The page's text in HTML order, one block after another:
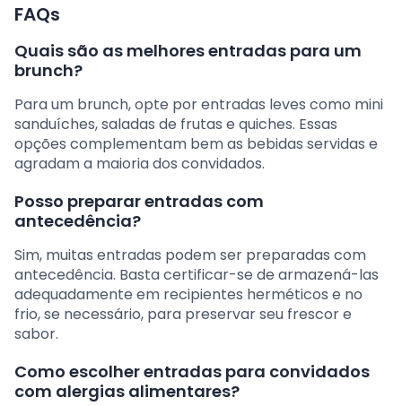
FAQs
Quais são as melhores entradas para um
brunch?
Para um brunch, opte por entradas leves como mini
sanduíches, saladas de frutas e quiches. Essas
opções complementam bem as bebidas servidas e
agradam a maioria dos convidados.
Posso preparar entradas com
antecedência?
Sim, muitas entradas podem ser preparadas com
antecedência. Basta certificar-se de armazená-las
adequadamente em recipientes herméticos e no
frio, se necessário, para preservar seu frescor e
sabor.
Como escolher entradas para convidados
com alergias alimentares?